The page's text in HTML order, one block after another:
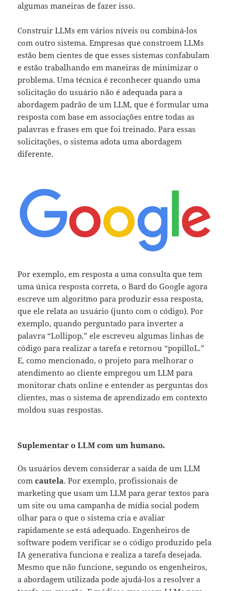
algumas maneiras de fazer isso.
Construir LLMs em vários níveis ou combiná-los
com outro sistema. Empresas que constroem LLMs
estão bem cientes de que esses sistemas confabulam
e estão trabalhando em maneiras de minimizar o
problema. Uma técnica é reconhecer quando uma
solicitação do usuário não é adequada para a
abordagem padrão de um LLM, que é formular uma
resposta com base em associações entre todas as
palavras e frases em que foi treinado. Para essas
solicitações, o sistema adota uma abordagem
diferente.
Por exemplo, em resposta a uma consulta que tem
uma única resposta correta, o Bard do Google agora
escreve um algoritmo para produzir essa resposta,
que ele relata ao usuário (junto com o código). Por
exemplo, quando perguntado para inverter a
palavra “Lollipop,” ele escreveu algumas linhas de
código para realizar a tarefa e retornou “popilloL.”
E, como mencionado, o projeto para melhorar o
atendimento ao cliente empregou um LLM para
monitorar chats online e entender as perguntas dos
clientes, mas o sistema de aprendizado em contexto
moldou suas respostas.
Suplementar o LLM com um humano.
Os usuários devem considerar a saída de um LLM
comcautela. Por exemplo, profissionais de
marketing que usam um LLM para gerar textos para
um site ou uma campanha de mídia social podem
olhar para o que o sistema cria e avaliar
rapidamente se está adequado. Engenheiros de
software podem verificar se o código produzido pela
IA generativa funciona e realiza a tarefa desejada.
Mesmo que não funcione, segundo os engenheiros,
a abordagem utilizada pode ajudá-los a resolver a